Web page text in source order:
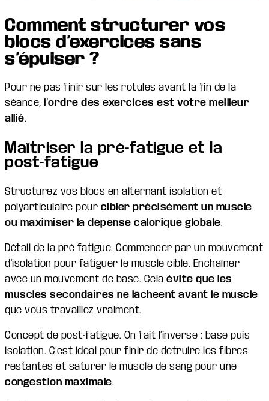
Comment structurer vos
blocs d’exercices sans
s’épuiser ?
Pour ne pas finir sur les rotules avant la fin de la
séance, l’ordre des exercices est votre meilleur
allié.
Maîtriser la pré-fatigue et la
post-fatigue
Structurez vos blocs en alternant isolation et
polyarticulaire pour cibler précisément un muscle
ou maximiser la dépense calorique globale.
Détail de la pré-fatigue. Commencer par un mouvement
d’isolation pour fatiguer le muscle cible. Enchaîner
avec un mouvement de base. Cela évite que les
muscles secondaires ne lâcheent avant le muscle
que vous travaillez vraiment.
Concept de post-fatigue. On fait l’inverse : base puis
isolation. C’est idéal pour finir de détruire les fibres
restantes et saturer le muscle de sang pour une
congestion maximale.